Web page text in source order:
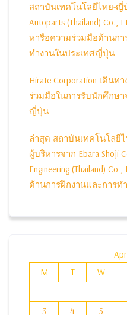
สถาบันเทคโนโลยีไทย-ญี่
Autoparts (Thailand) Co.,
หารือความร่วมมือด้านก
ทำงานในประเทศญี่ปุ่น
Hirate Corporation เดินท
ร่วมมือในการรับนักศึกษ
ญี่ปุ่น
ล่าสุด สถาบันเทคโนโลยี
ผู้บริหารจาก Ebara Shoji
Engineering (Thailand)
ด้านการฝึกงานและการ
M
T W
3
4 5